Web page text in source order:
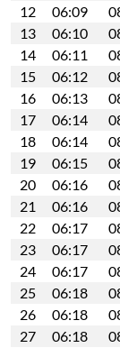
12
06:09
13
06:10
14
06:11
15
06:12
16
06:13
17
06:14
18
06:14
19
06:15
20
06:16
21
06:16
22
06:17
23
06:17
24
06:17
25
06:18
26
06:18
27
06:18